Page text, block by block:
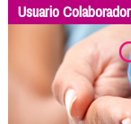
Usuario Colaborador